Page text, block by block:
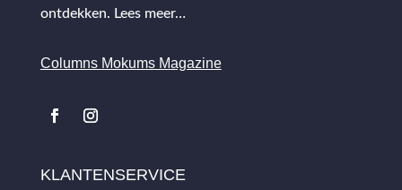
ontdekken. Lees meer…
Columns Mokums Magazine
KLANTENSERVICE